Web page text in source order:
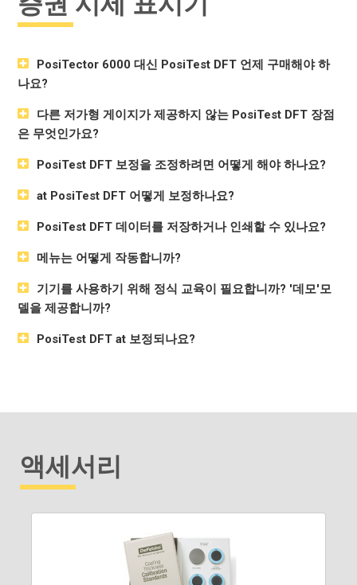
PosiTector 6000 대신 PosiTest DFT 언제 구매해야 하
나요?
다른 저가형 게이지가 제공하지 않는 PosiTest DFT 장점
은 무엇인가요?
PosiTest DFT 보정을 조정하려면 어떻게 해야 하나요?
at PosiTest DFT 어떻게 보정하나요?
PosiTest DFT 데이터를 저장하거나 인쇄할 수 있나요?
메뉴는 어떻게 작동합니까?
기기를 사용하기 위해 정식 교육이 필요합니까? '데모'모
델을 제공합니까?
PosiTest DFT at 보정되나요?
액세서리